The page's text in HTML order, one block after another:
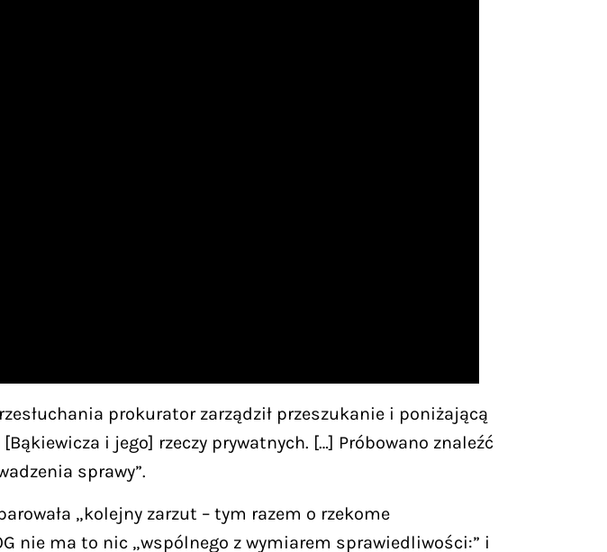
prokurator zarządził przeszukanie i poniżającą
i jego] rzeczy prywatnych. […] Próbowano znaleźć
sprawy”.
„kolejny zarzut – tym razem o rzekome
nie ma to nic „wspólnego z wymiarem sprawiedliwości:” i